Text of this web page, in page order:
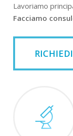
Lavoriamo
Facciamo